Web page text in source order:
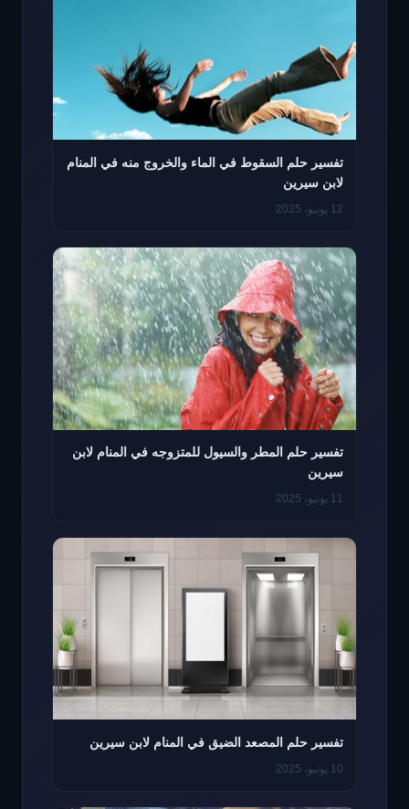
تفسير حلم السقوط في الماء والخروج منه في المنام
لابن سيرين
12 يونيو، 2025
تفسير حلم المطر والسيول للمتزوجه في المنام لابن
سيرين
11 يونيو، 2025
تفسير حلم المصعد الضيق في المنام لابن سيرين
10 يونيو، 2025